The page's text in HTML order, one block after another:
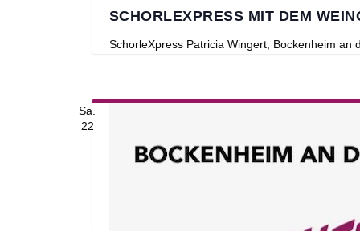
SCHORLEXPRESS MIT DEM
SchorleXpress Patricia Wingert, Bockenheim an
Sa.
22